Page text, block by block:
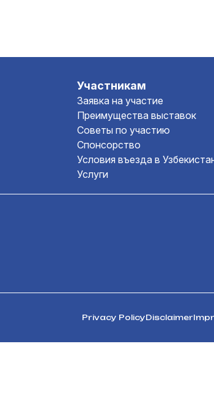
Участникам
Заявка на участие
Преимущества выставок
Советы по участию
Спонсорство
Условия въезда в
Услуги
Privacy PolicyDisclaimer